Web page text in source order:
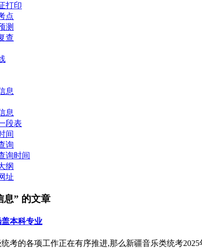
打印
点
测
查
息
息
段表
间
询
询时间
纲
址
息” 的文章
盖本科专业
考的各项工作正在有序推进,那么新疆音乐类统考